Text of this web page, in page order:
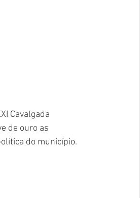
Cavalgada
de ouro as
do município.